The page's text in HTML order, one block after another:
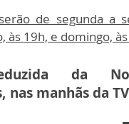
de segunda a
às 19h, e domingo,
da
nas manhãs da